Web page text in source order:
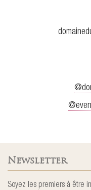
Newsletter
Soyez les premiers à être